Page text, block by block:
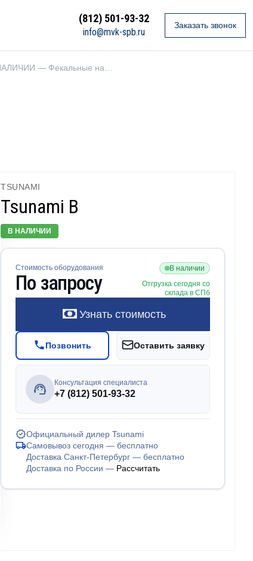
(812) 501-93-32
info@mvk-spb.ru
Заказать звонок
TSUNAMI
Tsunami B
В НАЛИЧИИ
Стоимость оборудования
По запросу
В наличии
Отгрузка сегодня со
склада в СПб
Узнать стоимость
Позвонить Оставить заявку
Консультация специалиста
+7 (812) 501-93-32
Официальный дилер Tsunami
Самовывоз сегодня — бесплатно
Доставка Санкт-Петербург — бесплатно
Доставка по России — Рассчитать